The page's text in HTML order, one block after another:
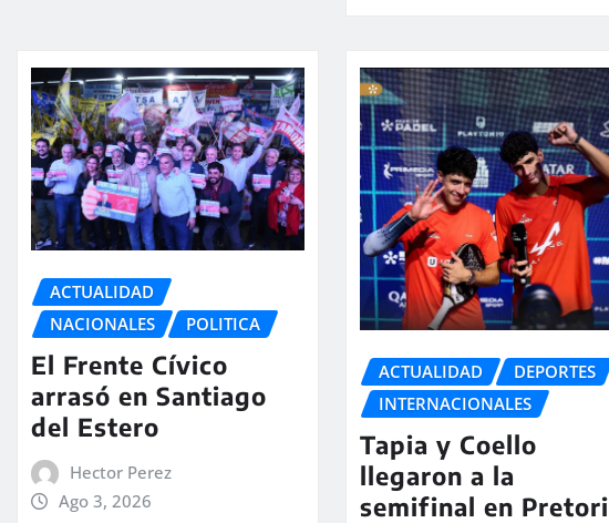
ACTUALIDAD
NACIONALES
POLITICA
El Frente Cívico
arrasó en Santiago
del Estero
Hector Perez
Ago 3, 2026
ACTUALIDAD
DEPORTES
INTERNACIONALES
Tapia y Coello
llegaron a la
semifinal en